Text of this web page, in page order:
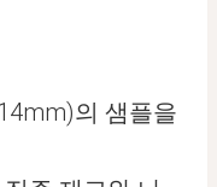
의 샘플을